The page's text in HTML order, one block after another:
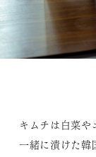
キムチは白菜や
一緒に漬けた韓